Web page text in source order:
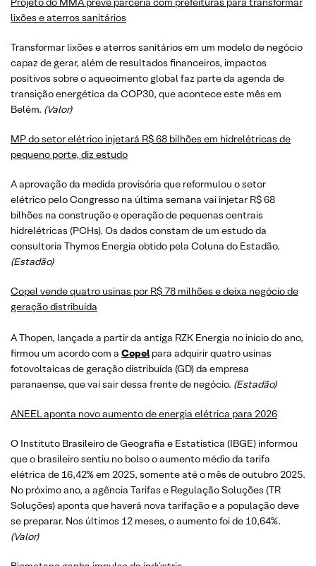
lixões e aterros sanitários
Transformar lixões e aterros sanitários em um modelo de negócio
capaz de gerar, além de resultados financeiros, impactos
positivos sobre o aquecimento global faz parte da agenda de
transição energética da COP30, que acontece este mês em
Belém. (Valor)
MP do setor elétrico injetará R$ 68 bilhões em hidrelétricas de
pequeno porte, diz estudo
A aprovação da medida provisória que reformulou o setor
elétrico pelo Congresso na última semana vai injetar R$ 68
bilhões na construção e operação de pequenas centrais
hidrelétricas (PCHs). Os dados constam de um estudo da
consultoria Thymos Energia obtido pela Coluna do Estadão.
(Estadão)
Copel vende quatro usinas por R$ 78 milhões e deixa negócio de
geração distribuída
A Thopen, lançada a partir da antiga RZK Energia no início do ano,
firmou um acordo com a Copel para adquirir quatro usinas
fotovoltaicas de geração distribuída (GD) da empresa
paranaense, que vai sair dessa frente de negócio. (Estadão)
ANEEL aponta novo aumento de energia elétrica para 2026
O Instituto Brasileiro de Geografia e Estatística (IBGE) informou
que o brasileiro sentiu no bolso o aumento médio da tarifa
elétrica de 16,42% em 2025, somente até o mês de outubro 2025.
No próximo ano, a agência Tarifas e Regulação Soluções (TR
Soluções) aponta que haverá nova tarifação e a população deve
se preparar. Nos últimos 12 meses, o aumento foi de 10,64%.
(Valor)